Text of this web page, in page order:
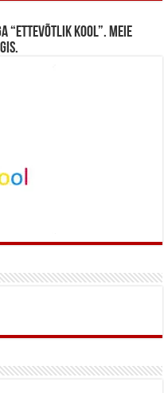
“Ettevõtlik Kool”. Meie